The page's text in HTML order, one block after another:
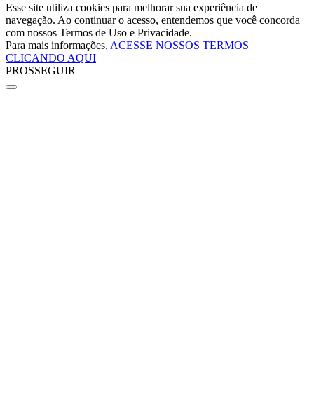
Esse site utiliza cookies para melhorar sua experiência de
navegação. Ao continuar o acesso, entendemos que você concorda
com nossos Termos de Uso e Privacidade.
Para mais informações, ACESSE NOSSOS TERMOS
CLICANDO AQUI
PROSSEGUIR